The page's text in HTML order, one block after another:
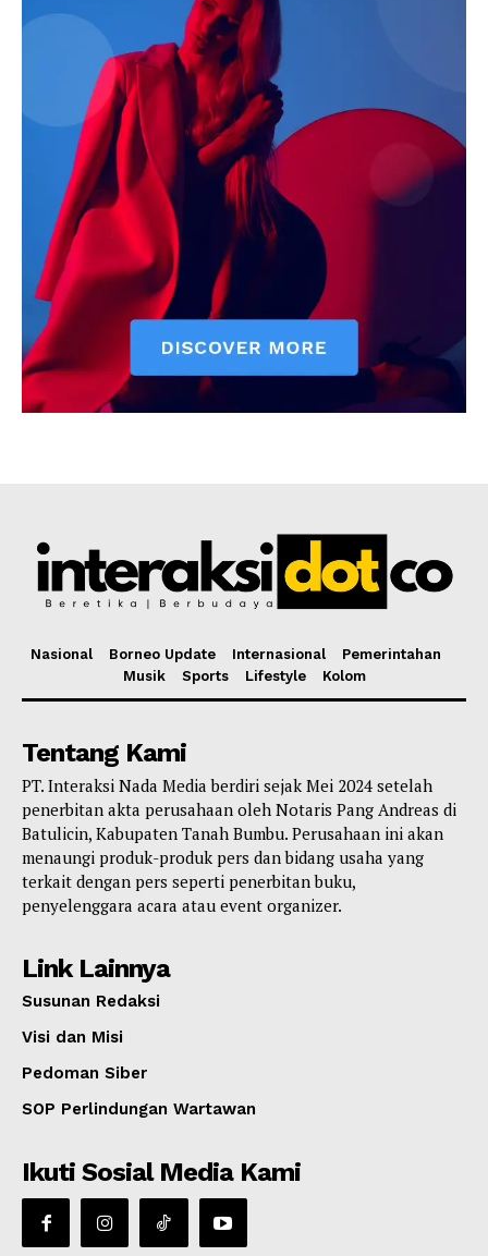
Nasional Borneo Update Internasional
Pemerintahan
Musik
Sports Lifestyle Kolom
Tentang Kami
PT. Interaksi Nada Media berdiri sejak Mei 2024 setelah
penerbitan akta perusahaan oleh Notaris Pang Andreas di
Batulicin, Kabupaten Tanah Bumbu. Perusahaan ini akan
menaungi produk-produk pers dan bidang usaha yang
terkait dengan pers seperti penerbitan buku,
penyelenggara acara atau event organizer.
Link Lainnya
Susunan Redaksi
Visi dan Misi
Pedoman Siber
SOP Perlindungan Wartawan
Ikuti Sosial Media Kami